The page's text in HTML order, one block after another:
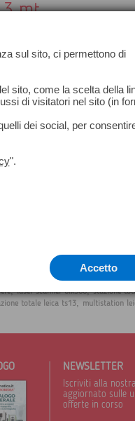
3 mt
,laser scanner blk360,stazione
totale leica ts13, multistation
NEWSLETTER
Iscriviti alla
aggiornato sulle
offerte in corso
sul sito, ci permettono di
sito, come la scelta della
di visitatori nel sito (in
dei social, per
".
Accetto